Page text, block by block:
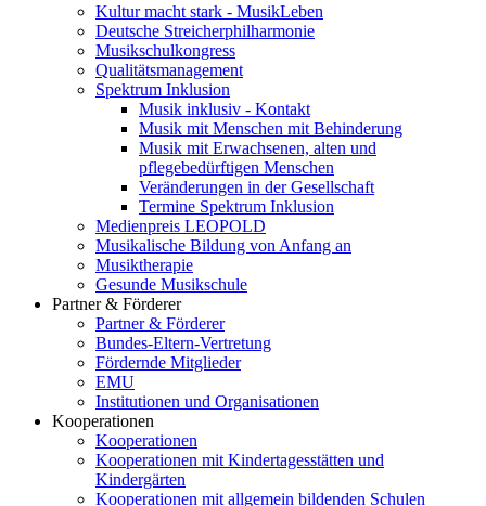
Kultur macht stark - MusikLeben
Deutsche Streicherphilharmonie
Musikschulkongress
Qualitätsmanagement
Spektrum Inklusion
Musik inklusiv - Kontakt
Musik mit Menschen mit Behinderung
Musik mit Erwachsenen, alten und
pflegebedürftigen Menschen
Veränderungen in der Gesellschaft
Termine Spektrum Inklusion
Medienpreis LEOPOLD
Musikalische Bildung von Anfang an
Musiktherapie
Gesunde Musikschule
Partner & Förderer
Partner & Förderer
Bundes-Eltern-Vertretung
Fördernde Mitglieder
EMU
Institutionen und Organisationen
Kooperationen
Kooperationen
Kooperationen mit Kindertagesstätten und
Kindergärten
Kooperationen mit allgemein bildenden Schulen